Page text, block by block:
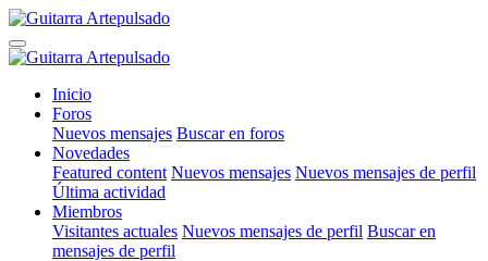
Inicio
Foros
Nuevos mensajes Buscar en foros
Novedades
Featured content Nuevos mensajes Nuevos mensajes de perfil
Última actividad
Miembros
Visitantes actuales Nuevos mensajes de perfil Buscar en
mensajes de perfil